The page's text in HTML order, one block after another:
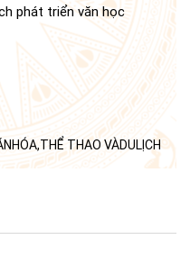
phát triển văn học
THAO VÀDULỊCH